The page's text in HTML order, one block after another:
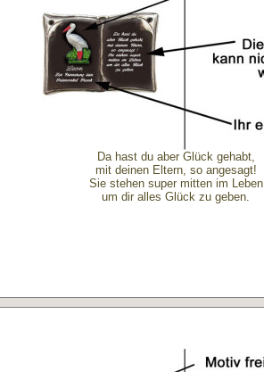
Da hast du aber Glück gehabt,
mit deinen Eltern, so angesagt!
Sie stehen super mitten im Leben
um dir alles Glück zu geben.